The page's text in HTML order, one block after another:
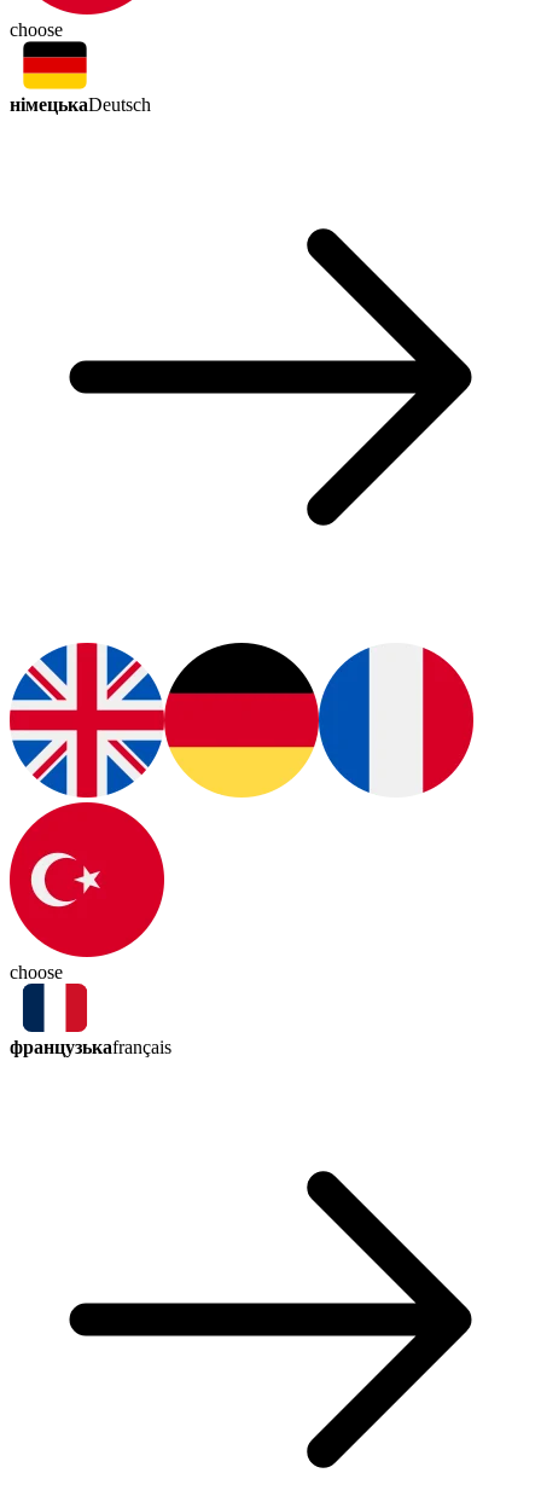
choose
німецькаDeutsch
choose
французькаfrançais